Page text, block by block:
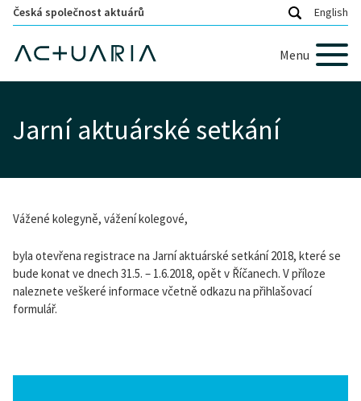
Česká společnost aktuárů English
Menu
Jarní aktuárské setkání
Vážené kolegyně, vážení kolegové,
byla otevřena registrace na Jarní aktuárské setkání 2018, které se
bude konat ve dnech 31.5. – 1.6.2018, opět v Říčanech. V příloze
naleznete veškeré informace včetně odkazu na přihlašovací
formulář.